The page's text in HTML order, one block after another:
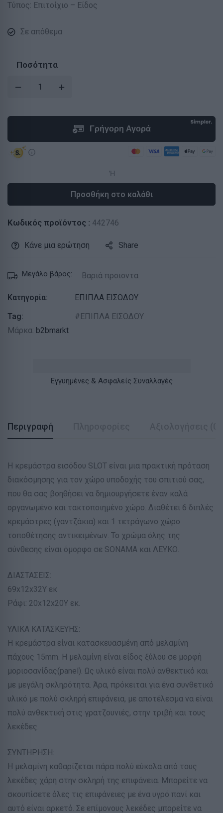
Τύπος: Επιτοίχιο – Είδος
Σε απόθεμα
Ποσότητα
Προσθήκη στο καλάθι
Κωδικός προϊόντος : 442746
Κάνε μια ερώτηση Share
Μεγάλο βάρος: Βαριά προιοντα
Κατηγορία:
ΕΠΙΠΛΑ ΕΙΣΟΔΟΥ
Tag:
ΕΠΙΠΛΑ ΕΙΣΟΔΟΥ
Μάρκα: b2bmarkt
Εγγυημένες & Ασφαλείς Συναλλαγές
Περιγραφή
Η κρεμάστρα εισόδου SLOT είναι μια πρακτική πρόταση
διακόσμησης για τον χώρο υποδοχής του σπιτιού σας,
που θα σας βοηθήσει να δημιουργήσετε έναν καλά
οργανωμένο και τακτοποιημένο χώρο. Διαθέτει 6 διπλές
κρεμάστρες (γαντζάκια) και 1 τετράγωνο χώρο
τοποθέτησης αντικειμένων. Το χρώμα όλης της
σύνθεσης είναι όμορφο σε SONAMA και ΛΕΥΚΟ.
ΔΙΑΣΤΑΣΕΙΣ:
69x12x32Υ εκ
Ράφι: 20x12x20Υ εκ.
ΥΛΙΚΑ ΚΑΤΑΣΚΕΥΗΣ:
Η κρεμάστρα είναι κατασκευασμένη από μελαμίνη
πάχους 15mm. Η μελαμίνη είναι είδος ξύλου σε μορφή
μοριοσανίδας(panel). Ως υλικό είναι πολύ ανθεκτικό και
με μεγάλη σκληρότητα. Άρα, πρόκειται για ένα συνθετικό
υλικό με πολύ σκληρή επιφάνεια, με αποτέλεσμα να είναι
πολύ ανθεκτική στις γρατζουνιές, στην τριβή και τους
λεκέδες.
ΣΥΝΤΗΡΗΣΗ:
Η μελαμίνη καθαρίζεται πάρα πολύ εύκολα από τους
λεκέδες χάρη στην σκληρή της επιφάνεια. Μπορείτε να
σκουπίσετε όλες τις επιφάνειες με ένα υγρό πανί και
αυτό είναι αρκετό. Σε επίμονους λεκέδες μπορείτε να